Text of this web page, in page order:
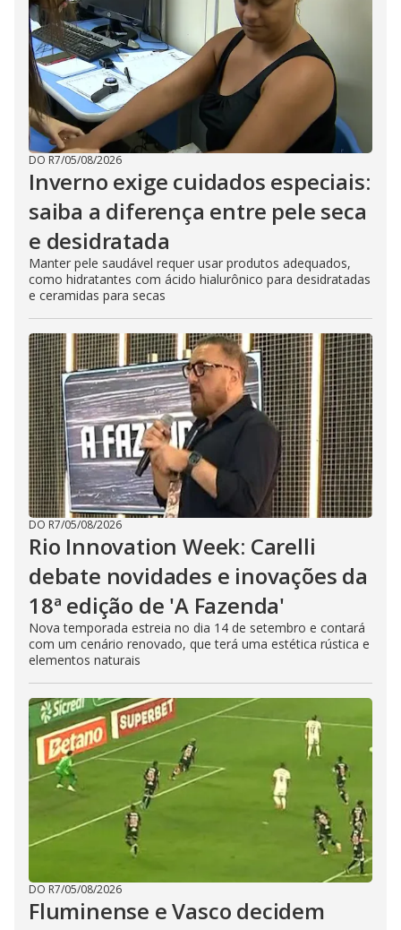
DO R7/05/08/2026
Inverno exige cuidados especiais:
saiba a diferença entre pele seca
e desidratada
Manter pele saudável requer usar produtos adequados,
como hidratantes com ácido hialurônico para desidratadas
e ceramidas para secas
DO R7/05/08/2026
Rio Innovation Week: Carelli
debate novidades e inovações da
18ª edição de 'A Fazenda'
Nova temporada estreia no dia 14 de setembro e contará
com um cenário renovado, que terá uma estética rústica e
elementos naturais
DO R7/05/08/2026
Fluminense e Vasco decidem